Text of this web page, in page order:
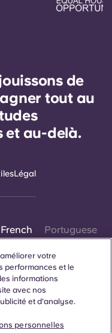
de
tout au
et au-delà.
Légal
French Portuguese
votre
performances et le
informations
avec nos
et d'analyse.
personnelles